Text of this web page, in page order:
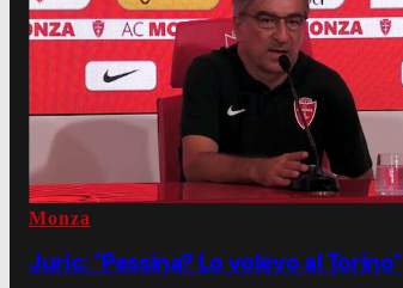
Monza
Juric: "Pessina? Lo volevo al Torino"